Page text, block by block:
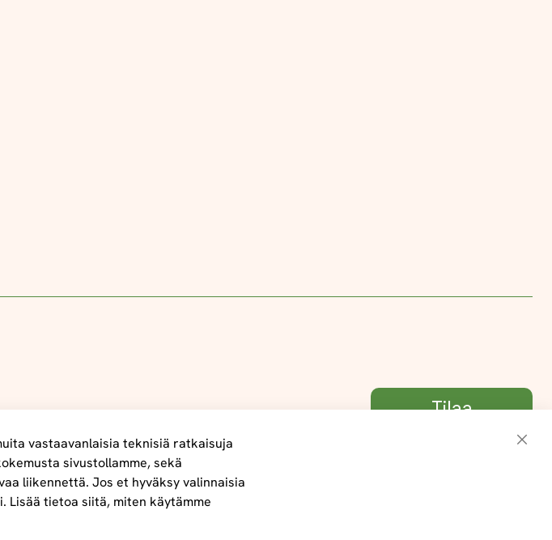
Tilaa
Sulje
vastaavanlaisia teknisiä ratkaisuja
sivustollamme, sekä
liikennettä. Jos et hyväksy valinnaisia
Lisää tietoa siitä, miten käytämme